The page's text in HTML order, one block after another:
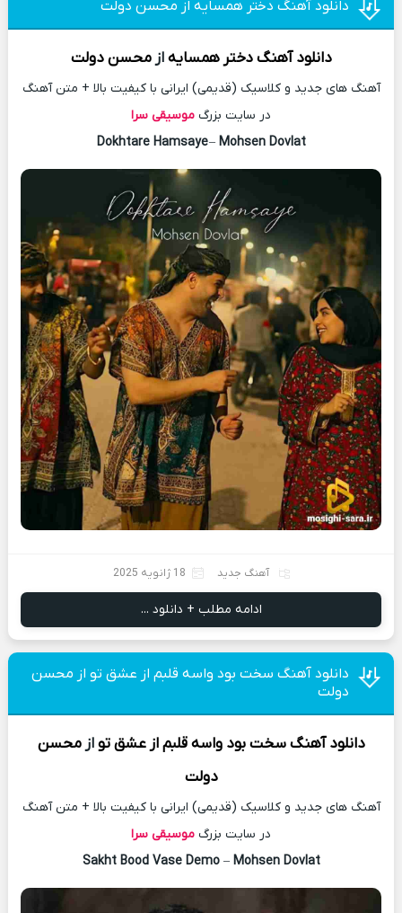
دانلود آهنگ دختر همسایه از محسن دولت
دانلود آهنگ دختر همسایه ازمحسن دولت
آهنگ های جدید و کلاسیک (قدیمی) ایرانی با کیفیت بالا + متن آهنگ
در سایت بزرگ موسیقی سرا
Dokhtare Hamsaye– Mohsen Dovlat
آهنگ جدید 18 ژانویه 2025
ادامه مطلب + دانلود ...
دانلود آهنگ سخت بود واسه قلبم از عشق تو از محسن
دولت
دانلود آهنگ سخت بود واسه قلبم از عشق تو ازمحسن
دولت
آهنگ های جدید و کلاسیک (قدیمی) ایرانی با کیفیت بالا + متن آهنگ
در سایت بزرگ موسیقی سرا
Sakht Bood Vase Demo– Mohsen Dovlat